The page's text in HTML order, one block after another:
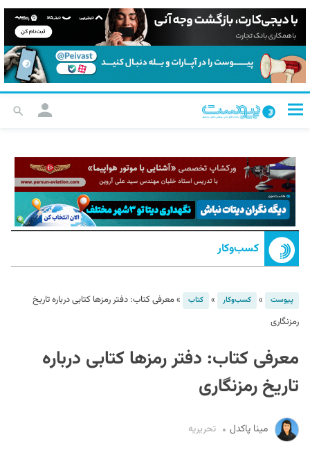
کسب‌و‌کار
پیوست » کسب‌و‌کار » کتاب »معرفی کتاب: دفتر رمزها کتابی درباره تاریخ
رمزنگاری
معرفی کتاب: دفتر رمزها کتابی درباره
تاریخ رمزنگاری
مینا پاکدل تحریریه